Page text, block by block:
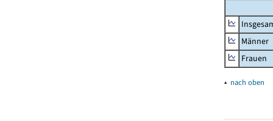
Männer
Frauen
▴ nach oben